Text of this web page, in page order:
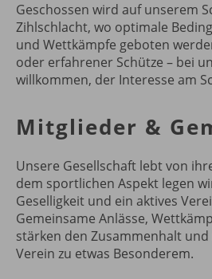
Geschossen wird auf unserem
Zihlschlacht, wo optimale
und Wettkämpfe geboten
oder erfahrener Schütze – bei
willkommen, der Interesse am
Mitglieder &
Unsere Gesellschaft lebt von
dem sportlichen Aspekt legen
Geselligkeit und ein aktives
Gemeinsame Anlässe,
stärken den Zusammenhalt
Verein zu etwas Besonderem.